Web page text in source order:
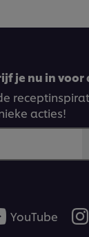
je nu in
acties!
YouTube